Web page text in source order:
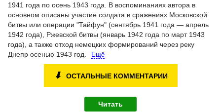
1941 года по осень 1943 года. В воспоминаниях автора в
основном описаны участие солдата в сражениях Московской
битвы или операции "Тайфун" (сентябрь 1941 года — апрель
1942 года), Ржевской битвы (январь 1942 года по март 1943
года), а также отход немецких формирований через реку
Днепр осенью 1943 год.
Ещё
⬇ ОСТАЛЬНЫЕ КОММЕНТАРИИ
Читать